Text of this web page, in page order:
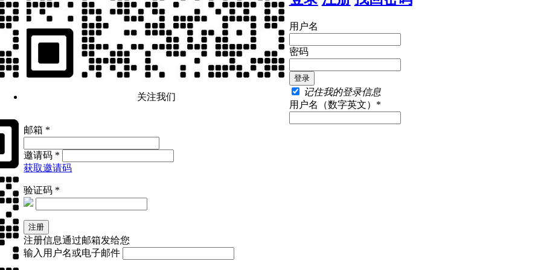
关注我们
用户名
密码
记住我的登录信息
用户名（数字英文）*
邮箱 *
邀请码 *
获取邀请码
验证码 *
注册信息通过邮箱发给您
输入用户名或电子邮件